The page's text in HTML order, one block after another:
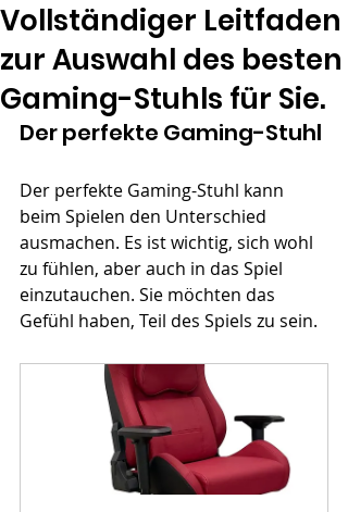
Vollständiger Leitfaden
zur Auswahl des besten
Gaming-Stuhls für Sie.
Der perfekte Gaming-Stuhl
Der perfekte Gaming-Stuhl kann
beim Spielen den Unterschied
ausmachen. Es ist wichtig, sich wohl
zu fühlen, aber auch in das Spiel
einzutauchen. Sie möchten das
Gefühl haben, Teil des Spiels zu sein.